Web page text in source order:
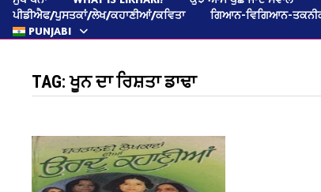
ਪੀਡੀਐਫ/ਪੁਸਤਕਾਂ/ਲੇਖ/ਕਹਾਣੀਆਂ/ਕਵਿਤਾ
ਗਿਆਨ-ਵਿਗਿਆਨ-
PUNJABI
TAG:ਖੂਨ ਦਾ ਰਿਸ਼ਤਾ ਡਾਢਾ